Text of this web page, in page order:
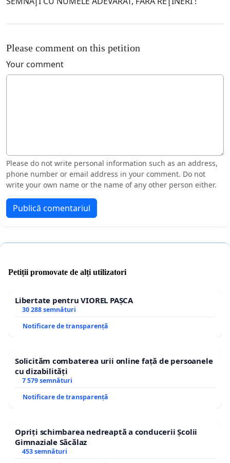
Please comment on this petition
Your comment
Please do not write personal information such as an address,
phone number or email address in your comment. Do not
write your own name or the name of any other person either.
Publică comentariul
Petiții promovate de alți utilizatori
Libertate pentru VIOREL PAȘCA
30 288 semnături
Notificare de transparență
Solicităm combaterea urii online față de persoanele
cu dizabilități
7 579 semnături
Notificare de transparență
Opriți schimbarea nedreaptă a conducerii Școlii
Gimnaziale Săcălaz
453 semnături